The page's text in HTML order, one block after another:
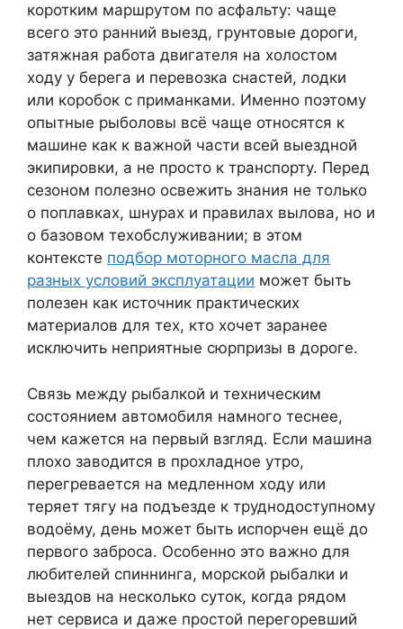
коротким маршрутом по асфальту: чаще
всего это ранний выезд, грунтовые дороги,
затяжная работа двигателя на холостом
ходу у берега и перевозка снастей, лодки
или коробок с приманками. Именно поэтому
опытные рыболовы всё чаще относятся к
машине как к важной части всей выездной
экипировки, а не просто к транспорту. Перед
сезоном полезно освежить знания не только
о поплавках, шнурах и правилах вылова, но и
о базовом техобслуживании; в этом
контексте подбор моторного масла для
разных условий эксплуатации может быть
полезен как источник практических
материалов для тех, кто хочет заранее
исключить неприятные сюрпризы в дороге.
Связь между рыбалкой и техническим
состоянием автомобиля намного теснее,
чем кажется на первый взгляд. Если машина
плохо заводится в прохладное утро,
перегревается на медленном ходу или
теряет тягу на подъезде к труднодоступному
водоёму, день может быть испорчен ещё до
первого заброса. Особенно это важно для
любителей спиннинга, морской рыбалки и
выездов на несколько суток, когда рядом
нет сервиса и даже простой перегоревший